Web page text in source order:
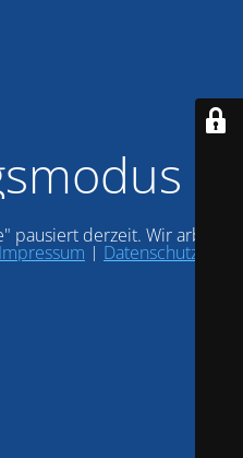
pausiert derzeit. Wir arbeiten
Impressum | Datenschutz